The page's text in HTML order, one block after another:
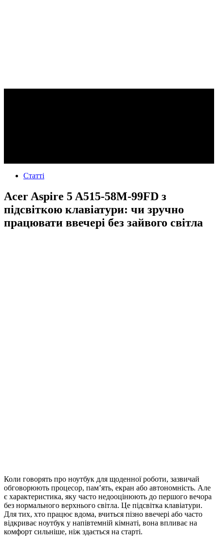
Статті
Acer Aspire 5 A515-58M-99FD з
підсвіткою клавіатури: чи зручно
працювати ввечері без зайвого світла
Коли говорять про ноутбук для щоденної роботи, зазвичай
обговорюють процесор, пам’ять, екран або автономність. Але
є характеристика, яку часто недооцінюють до першого вечора
без нормального верхнього світла. Це підсвітка клавіатури.
Для тих, хто працює вдома, вчиться пізно ввечері або часто
відкриває ноутбук у напівтемній кімнаті, вона впливає на
комфорт сильніше, ніж здається на старті.